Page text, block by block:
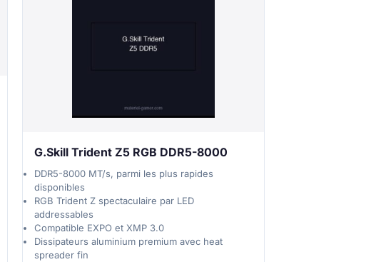
G.Skill Trident Z5 RGB DDR5-8000
DDR5-8000 MT/s, parmi les plus rapides
disponibles
RGB Trident Z spectaculaire par LED
addressables
Compatible EXPO et XMP 3.0
Dissipateurs aluminium premium avec heat
spreader fin